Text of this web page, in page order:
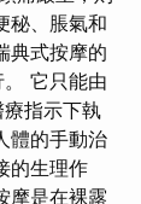
秘、脹氣和
典式按摩的
它只能由
指示下執
體的手動治
的生理作
摩是在裸露